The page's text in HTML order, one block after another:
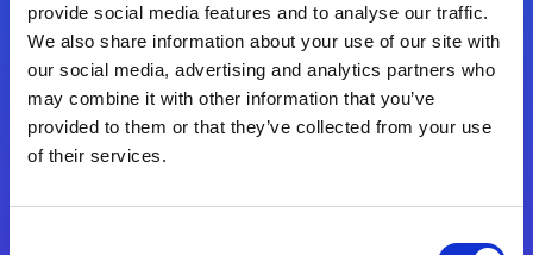
provide social media features and to analyse our traffic.
We also share information about your use of our site with
our social media, advertising and analytics partners who
may combine it with other information that you’ve
provided to them or that they’ve collected from your use
of their services.
お問合せ
フォローする